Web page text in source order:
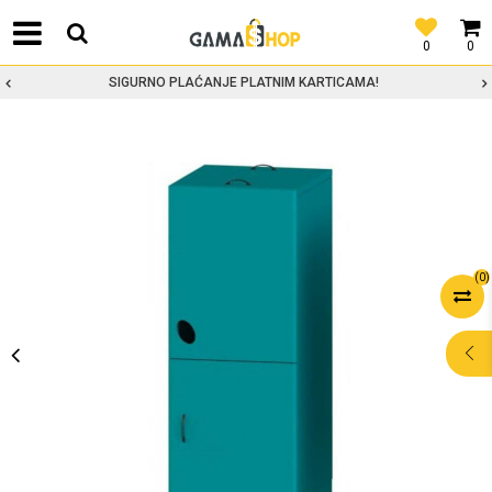
0
0
SIGURNO PLAĆANJE PLATNIM KARTICAMA!
(0)